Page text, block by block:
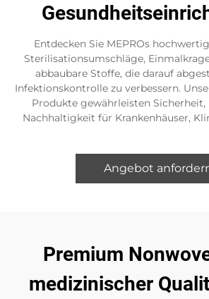
Entdecken Sie MEPROs
Sterilisationsumschläge,
abbaubare Stoffe, die darauf
Infektionskontrolle zu verbessern.
Produkte gewährleisten
Nachhaltigkeit für Krankenhäuser,
Angebot
Premium
medizinischer